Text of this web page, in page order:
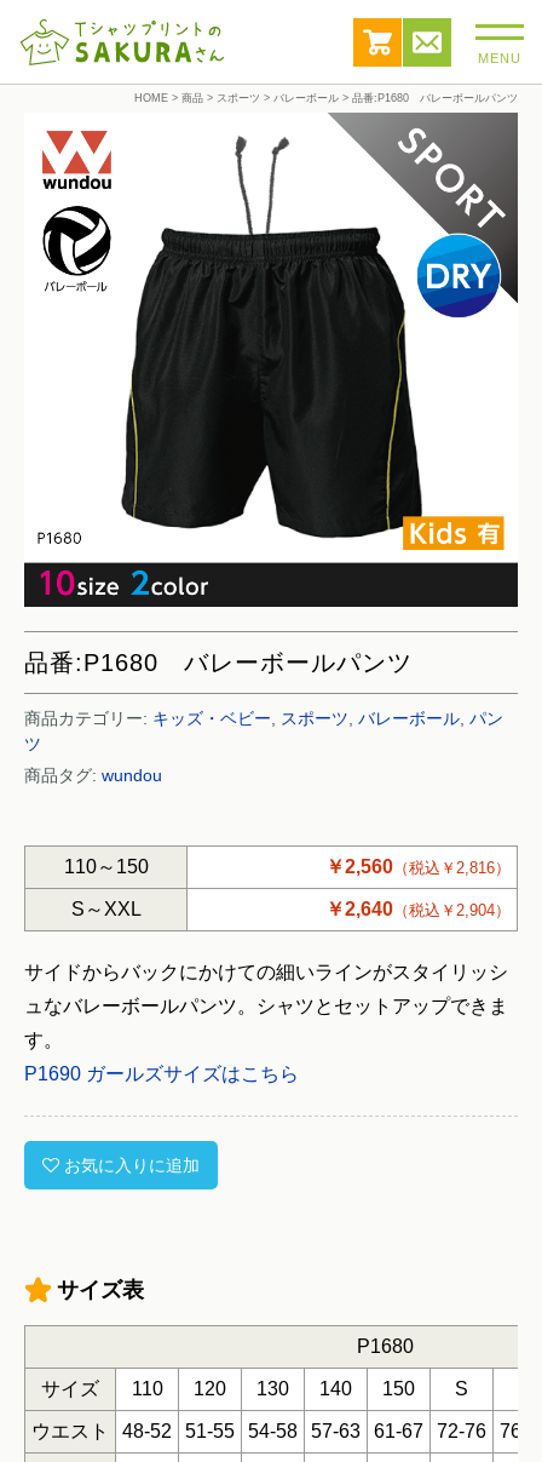
MENU
HOME > 商品 > スポーツ > バレーボール > 品番:P1680 バレーボールパンツ
品番:P1680 バレーボールパンツ
商品カテゴリー: キッズ・ベビー スポーツ バレーボール パン
ツ
商品タグ: wundou
110～150 ￥2,560 （税込￥2,816）
S～XXL ￥2,640 （税込￥2,904）
サイドからバックにかけての細いラインがスタイリッシ
ュなバレーボールパンツ。シャツとセットアップできま
す。
P1690 ガールズサイズはこちら
お気に入りに追加
サイズ表
P1680
サイズ 110 120 130 140 150 S
ウエスト 48-52 51-55 54-58 57-63 61-67 72-76 76-